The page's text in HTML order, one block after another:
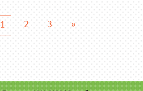
1 2 3 »